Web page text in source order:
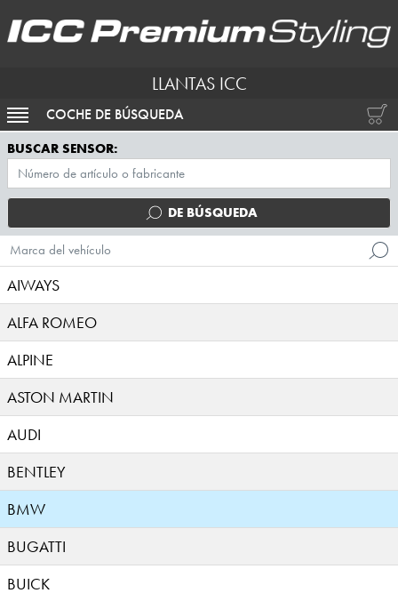
LLANTAS ICC
ACTIVAR NAVEGACIÓN
COCHE DE BÚSQUEDA
BUSCAR SENSOR:
DE BÚSQUEDA
Marca del vehículo
AIWAYS
ALFA ROMEO
ALPINE
ASTON MARTIN
AUDI
BENTLEY
BMW
BUGATTI
BUICK